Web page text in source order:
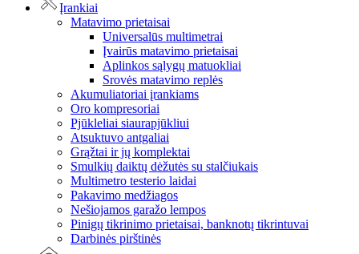
Įrankiai
Matavimo prietaisai
Universalūs multimetrai
Įvairūs matavimo prietaisai
Aplinkos sąlygų matuokliai
Srovės matavimo replės
Akumuliatoriai įrankiams
Oro kompresoriai
Pjūkleliai siaurapjūkliui
Atsuktuvo antgaliai
Grąžtai ir jų komplektai
Smulkių daiktų dėžutės su stalčiukais
Multimetro testerio laidai
Pakavimo medžiagos
Nešiojamos garažo lempos
Pinigų tikrinimo prietaisai, banknotų tikrintuvai
Darbinės pirštinės